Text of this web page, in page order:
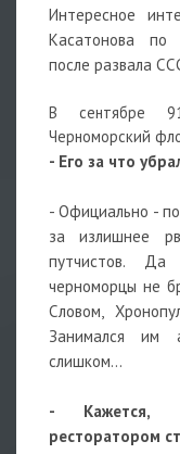
Интересное
Касатонова по
после развала
В сентябре 91-
Черноморский
- Его за что
- Официально -
за излишнее
путчистов.
черноморцы не
Словом,
Занимался им
слишком...
- Кажется,
ресторатором